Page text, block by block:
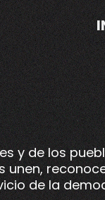
y de los
de la